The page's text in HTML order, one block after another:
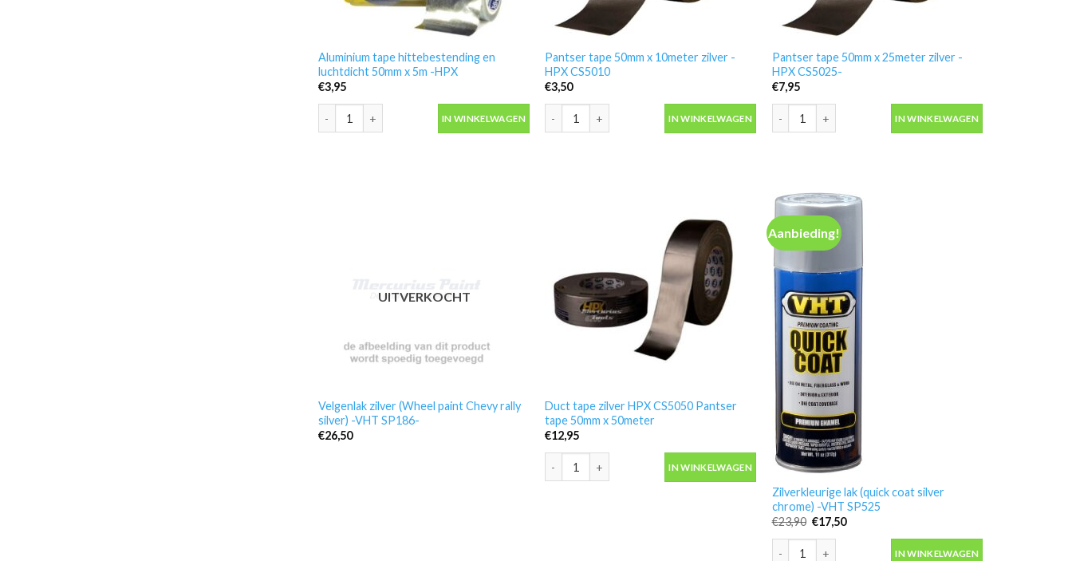
Aluminium tape hittebestending en
luchtdicht 50mm x 5m -HPX
€3,95
Aluminium tape hittebestending en luchtdicht 50mm x 5m -HPX aantal
IN WINKELWAGEN
Pantser tape 50mm x 10meter zilver -
HPX CS5010
€3,50
Pantser tape 50mm x 10meter zilver -HPX CS5010 aantal
IN WINKELWAGEN
Pantser tape 50mm x 25meter zilver -
HPX CS5025-
€7,95
Pantser tape 50mm x 25meter zilver -HPX CS5025- aantal
IN WINKELWAGEN
UITVERKOCHT
Velgenlak zilver (Wheel paint Chevy rally
silver) -VHT SP186-
€26,50
Duct tape zilver HPX CS5050 Pantser
tape 50mm x 50meter
€12,95
Duct tape zilver HPX CS5050 Pantser tape 50mm x 50meter aantal
IN WINKELWAGEN
Aanbieding!
Zilverkleurige lak (quick coat silver
chrome) -VHT SP525
€23,90 Oorspronkelijke
prijs
was:
€23,90.
€17,50Huidige
Zilverkleurige lak (quick coat silver chrome) -VHT SP525
IN WINKELWAGEN